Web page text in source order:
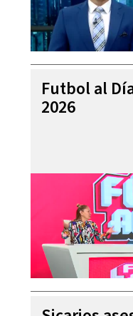
Futbol al
2026